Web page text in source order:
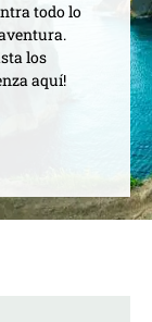
todo lo
los
aquí!